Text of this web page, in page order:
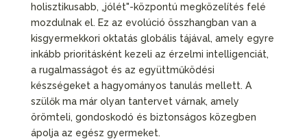
holisztikusabb, „jólét"-központú megközelítés felé
mozdulnak el. Ez az evolúció összhangban van a
kisgyermekkori oktatás globális tájával, amely egyre
inkább prioritásként kezeli az érzelmi intelligenciát,
a rugalmasságot és az együttműködési
készségeket a hagyományos tanulás mellett. A
szülők ma már olyan tantervet várnak, amely
örömteli, gondoskodó és biztonságos közegben
ápolja az egész gyermeket.